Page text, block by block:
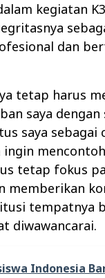
kegiatan
dan
tetap harus
saya
saya sebagai
ingin
tetap fokus
memberikan
tempatnya
diwawancarai.
Indonesia